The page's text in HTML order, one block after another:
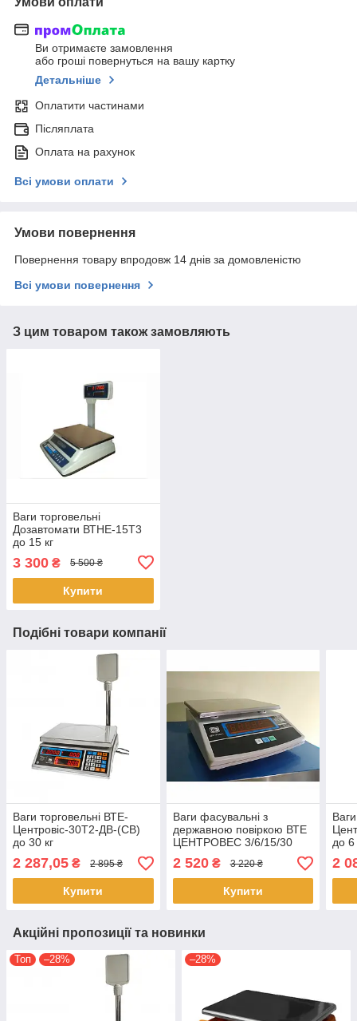
Ви отримаєте замовлення
або гроші повернуться на вашу картку
Детальніше
Оплатити частинами
Післяплата
Оплата на рахунок
Всі умови оплати
Умови повернення
Повернення товару впродовж 14 днів за домовленістю
Всі умови повернення
З цим товаром також замовляють
Ваги торговельні
Дозавтомати ВТНЕ-15Т3
до 15 кг
3 300 ₴ 5 500 ₴
Купити
Подібні товари компанії
Ваги торговельні ВТЕ-
Центровіс-30Т2-ДВ-(СВ)
до 30 кг
2 287,05 ₴ 2 895 ₴
Купити
Ваги фасувальні з
державною повіркою ВТЕ
ЦЕНТРОВЕС 3/6/15/30
Т3ДВ (T3DV)
2 520₴ 3 220 ₴
Купити
до 6
2
Акційні пропозиції та новинки
Топ –28% –28%